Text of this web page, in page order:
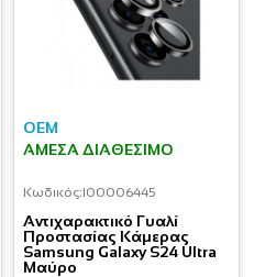
OEM
ΆΜΕΣΑ ΔΙΑΘΈΣΙΜΟ
Κωδικός:I00006445
Aντιχαρακτικό Γυαλί
Προστασίας Κάμερας
Samsung Galaxy S24 Ultra
Μαύρο